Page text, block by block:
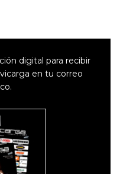
digital para recibir
en tu correo